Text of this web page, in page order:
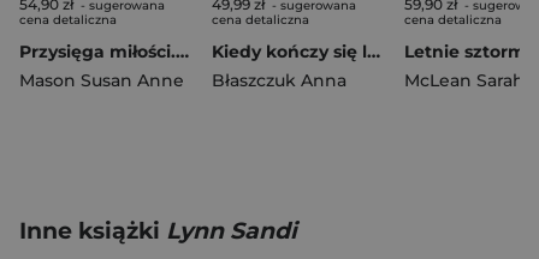
54,90 zł - sugerowana
cena detaliczna
Przysięga miłości. Mieć odwagę, by marzyć. Tom 3 wyd. 2026
Mason Susan Anne
49,99 zł - sugerowana
cena detaliczna
Kiedy kończy się lato
Błaszczuk Anna
59,90 zł -
cena detaliczna
Letnie sztormy
McLean Sarah
Inne książki Lynn Sandi